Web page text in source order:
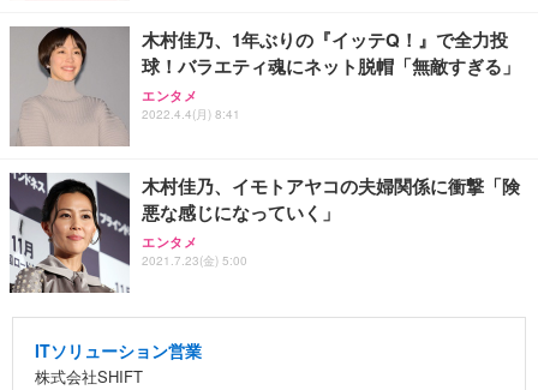
木村佳乃、1年ぶりの『イッテQ！』で全力投
球！バラエティ魂にネット脱帽「無敵すぎる」
エンタメ
2022.4.4(月) 8:41
木村佳乃、イモトアヤコの夫婦関係に衝撃「険
悪な感じになっていく」
エンタメ
2021.7.23(金) 5:00
ITソリューション営業
株式会社SHIFT